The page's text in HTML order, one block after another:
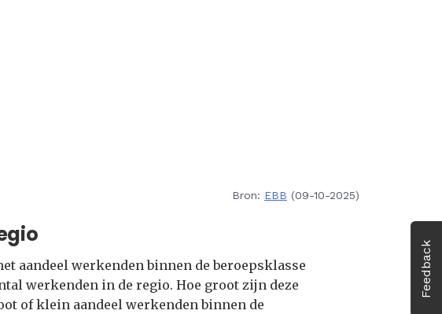
Feedback
Bron: EBB (09-10-2025)
aandeel werkenden binnen de beroepsklasse
werkenden in de regio. Hoe groot zijn deze
of klein aandeel werkenden binnen de